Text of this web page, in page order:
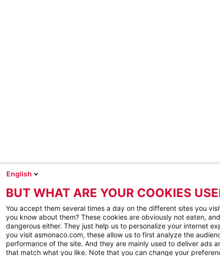
English
BUT WHAT ARE YOUR COOKIES
You accept them several times a day on the different sites you
you know about them? These cookies are obviously not eaten,
dangerous either. They just help us to personalize your internet
you visit asmonaco.com, these allow us to first analyze the
performance of the site. And they are mainly used to deliver ads
that match what you like. Note that you can change your